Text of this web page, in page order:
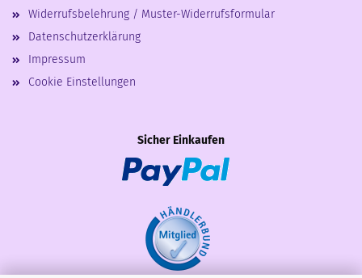
Widerrufsbelehrung / Muster-Widerrufsformular
Datenschutzerklärung
Impressum
Cookie Einstellungen
Sicher Einkaufen